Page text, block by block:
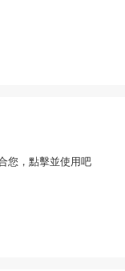
您，點擊並使用吧